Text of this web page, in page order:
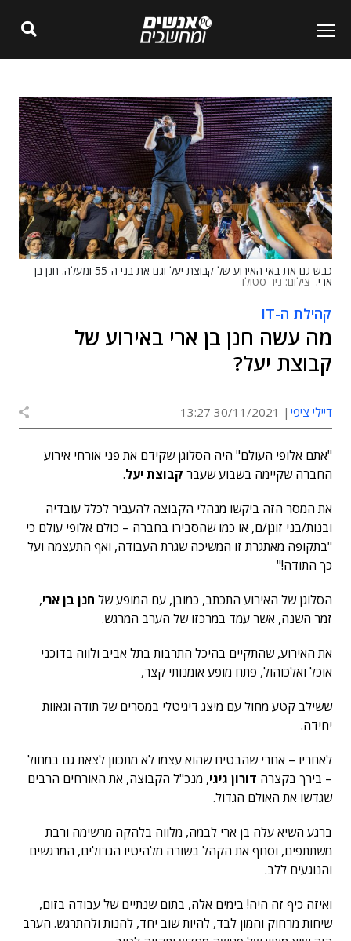
כבש גם את באי האירוע של קבוצת יעל וגם את בני ה-55 ומעלה. חנן בן
ארי. צילום: ניר סטולו
קהילת ה-IT
מה עשה חנן בן ארי באירוע של
קבוצת יעל?
דיילי ציפי 30/11/2021 13:27
"אתם אלופי העולם" היה הסלוגן שקידם את פני אורחי אירוע
החברה שקיימה בשבוע שעבר קבוצת יעל.
את המסר הזה ביקשו מנהלי הקבוצה להעביר לכלל עובדיה
ובנות/בני זוגן/ם, או כמו שהסבירו בחברה – כולם אלופי עולם כי
"בתקופה מאתגרת זו המשיכה שגרת העבודה, ואף התעצמה ועל
כך התודה!"
הסלוגן של האירוע התכתב, כמובן, עם המופע של חנן בן ארי,
זמר השנה, אשר עמד במרכזו של הערב המרגש.
את האירוע, שהתקיים בהיכל התרבות בתל אביב ולווה בדוכני
אוכל ואלכוהול, פתח מופע אומנותי קצר,
ששילב קטע מחול עם מיצג דיגיטלי במסרים של תודה וגאוות
יחידה.
לאחריו – אחרי שהבטיח שהוא עצמו לא מתכוון לצאת גם במחול
– בירך בקצרה דורון גיגי, מנכ"ל הקבוצה, את האורחים הרבים
שגדשו את האולם הגדול.
ברגע השיא עלה בן ארי לבמה, מלווה בלהקה מרשימה ורבת
משתתפים, וסחף את הקהל בשורה מלהיטיו הגדולים, המרגשים
והנוגעים ללב.
ואיזה כיף זה היה! בימים אלה, בתום שנתיים של עבודה בזום,
שיחות מרחוק והמון לבד, להיות שוב יחד, להנות ולהתרגש. הערב